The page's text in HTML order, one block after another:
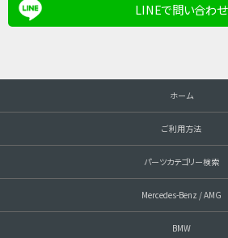
LINEで問い合わせ
ホーム
ご利用方法
パーツカテゴリー検索
Mercedes-Benz / AMG
BMW